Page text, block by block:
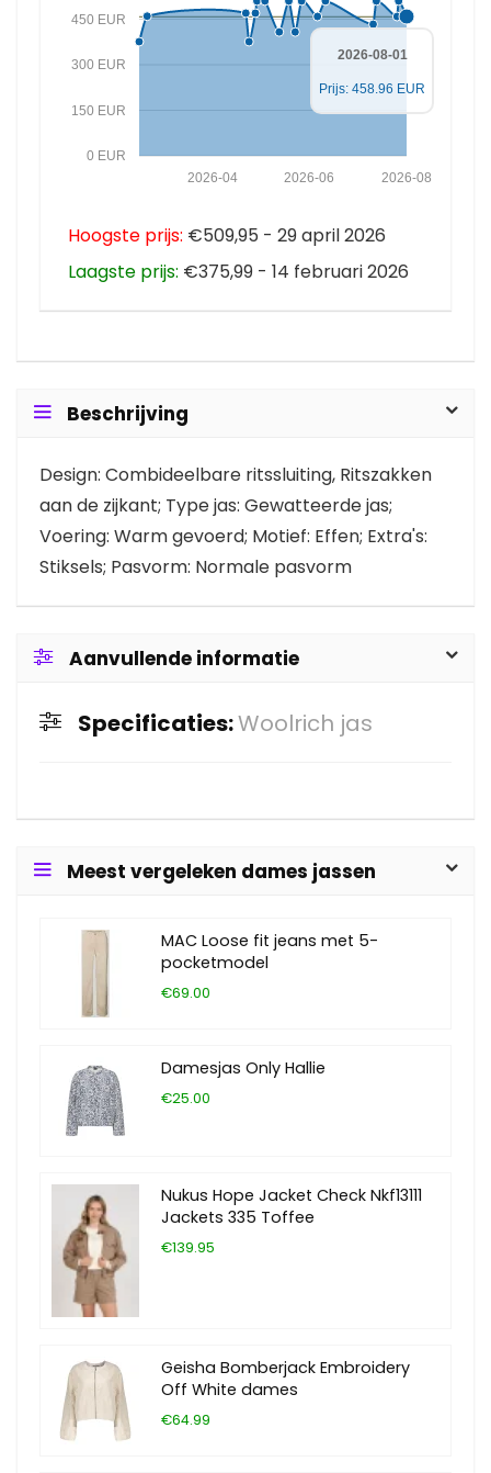
0 EUR
150 EUR
300 EUR
450 EUR
2026-08
2026-06
2026-04
2026-08-01
Prijs: 458.96 EUR
Hoogste prijs: €509,95 - 29 april 2026
Laagste prijs: €375,99 - 14 februari 2026
Beschrijving
Design: Combideelbare ritssluiting, Ritszakken
aan de zijkant; Type jas: Gewatteerde jas;
Voering: Warm gevoerd; Motief: Effen; Extra's:
Stiksels; Pasvorm: Normale pasvorm
Aanvullende informatie
Specificaties:Woolrich jas
Meest vergeleken dames jassen
MAC Loose fit jeans met 5-
pocketmodel
€69.00
Damesjas Only Hallie
€25.00
Nukus Hope Jacket Check Nkf13111
Jackets 335 Toffee
€139.95
Geisha Bomberjack Embroidery
Off White dames
€64.99